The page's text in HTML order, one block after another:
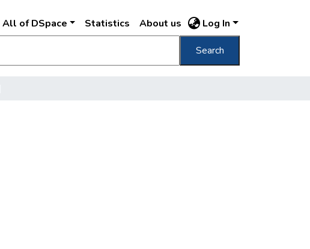
All of DSpace Statistics About us Log In
Search